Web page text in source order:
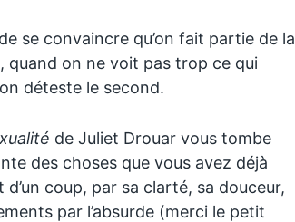
se convaincre qu’on fait partie de la
quand on ne voit pas trop ce qui
déteste le second.
de Juliet Drouar vous tombe
des choses que vous avez déjà
coup, par sa clarté, sa douceur,
par l’absurde (merci le petit